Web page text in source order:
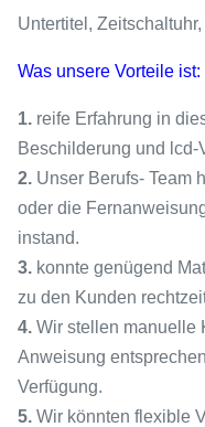
Untertitel,
Was unsere Vorteile ist:
1. reife Erfahrung in
Beschilderung und
2. Unser Berufs- Team
oder die
instand.
3. konnte genügend
zu den Kunden
4. Wir stellen manuelle
Anweisung
Verfügung.
5. Wir könnten flexible